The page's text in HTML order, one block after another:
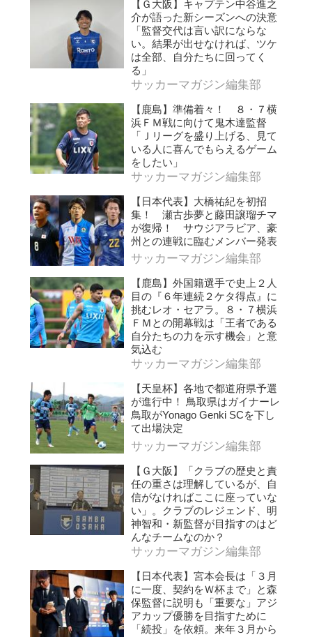
【Ｇ大阪】キャプテン中谷進之
介が語った新シーズンへの決意
「監督交代は言い訳にならな
い。結果が出せなければ、ツケ
は全部、自分たちに回ってく
る」
サッカーマガジン編集部
【鹿島】準備着々！ ８・７横
浜ＦＭ戦に向けて鬼木達監督
「Ｊリーグを盛り上げる、見て
いる人に喜んでもらえるゲーム
をしたい」
サッカーマガジン編集部
【日本代表】大橋祐紀を初招
集！ 瀬古歩夢と藤田譲瑠チマ
が復帰！ サウジアラビア、豪
州との連戦に臨むメンバー発表
サッカーマガジン編集部
【鹿島】外国籍選手で史上２人
目の『６年連続２ケタ得点』に
挑むレオ・セアラ。８・７横浜
ＦＭとの開幕戦は「王者である
自分たちの力を示す機会」と意
気込む
サッカーマガジン編集部
【天皇杯】各地で都道府県予選
が進行中！ 鳥取県はガイナーレ
鳥取がYonago Genki SCを下し
て出場決定
サッカーマガジン編集部
【Ｇ大阪】「クラブの歴史と責
任の重さは理解しているが、自
信がなければここに座っていな
い」。クラブのレジェンド、明
神智和・新監督が目指すのはど
んなチームなのか？
サッカーマガジン編集部
【日本代表】宮本会長は「３月
に一度、契約をＷ杯まで」と森
保監督に説明も「重要な」アジ
アカップ優勝を目指すために
「続投」を依頼。来年３月から